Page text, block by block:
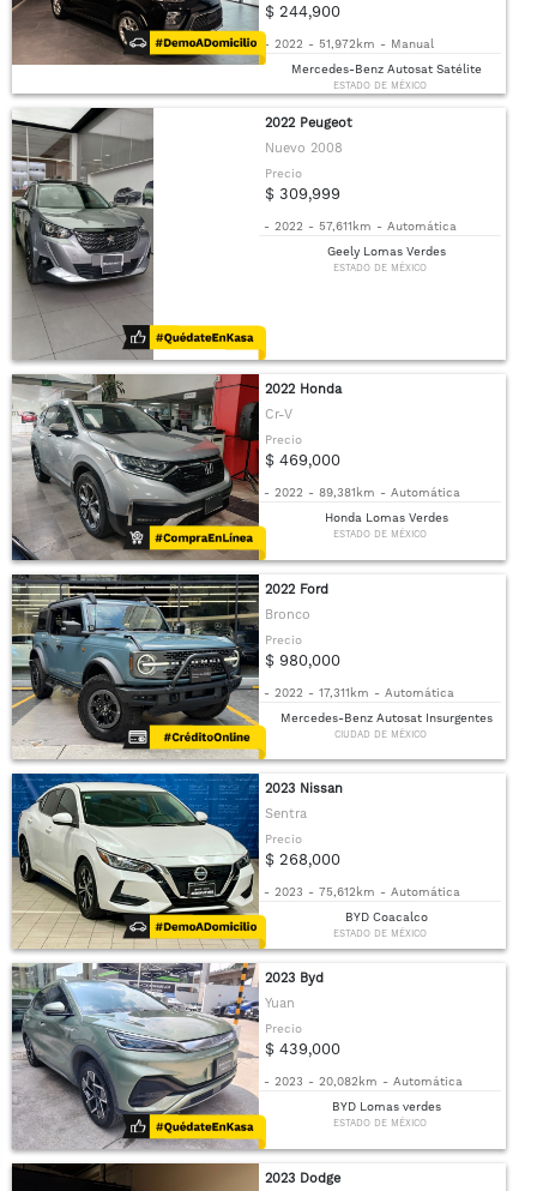
$ 244,900
- 2022 - 51,972km - Manual
Mercedes-Benz Autosat Satélite
ESTADO DE MÉXICO
2022 Peugeot
Nuevo 2008
Precio
$ 309,999
- 2022 - 57,611km - Automática
Geely Lomas Verdes
ESTADO DE MÉXICO
2022 Honda
Cr-V
Precio
$ 469,000
- 2022 - 89,381km - Automática
Honda Lomas Verdes
ESTADO DE MÉXICO
2022 Ford
Bronco
Precio
$ 980,000
- 2022 - 17,311km - Automática
Mercedes-Benz Autosat Insurgentes
CIUDAD DE MÉXICO
2023 Nissan
Sentra
Precio
$ 268,000
- 2023 - 75,612km - Automática
BYD Coacalco
ESTADO DE MÉXICO
2023 Byd
Yuan
Precio
$ 439,000
- 2023 - 20,082km - Automática
BYD Lomas verdes
ESTADO DE MÉXICO
2023 Dodge